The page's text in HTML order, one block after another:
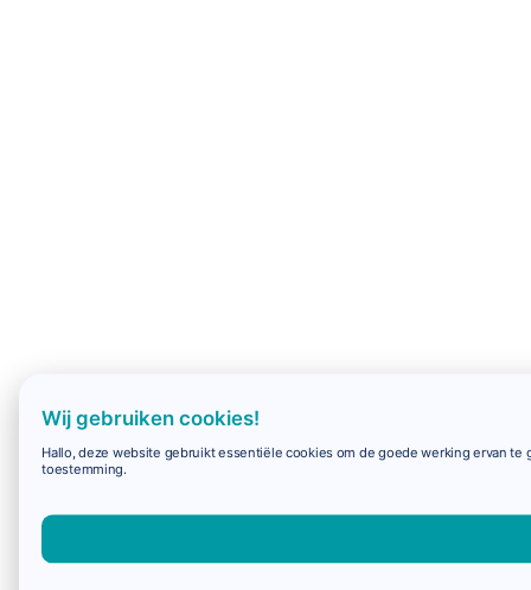
Wij gebruiken cookies!
Hallo, deze website gebruikt essentiële cookies om de goede werking ervan
toestemming.